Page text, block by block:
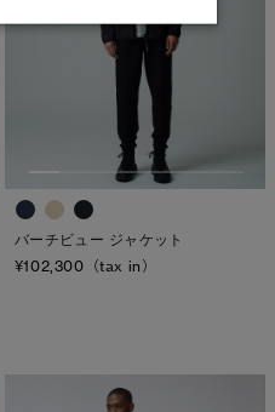
バーチビュー ジャケット
¥102,300（tax in）